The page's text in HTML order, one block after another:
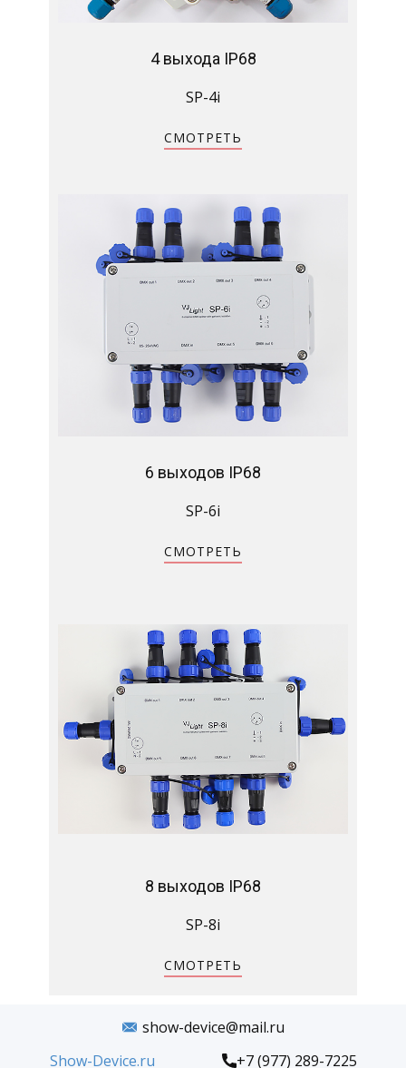
4 выхода IP68
SP-4i
СМОТРЕТЬ
6 выходов IP68
SP-6i
СМОТРЕТЬ
8 выходов IP68
SP-8i
СМОТРЕТЬ
show-device@mail.ru
+7 (977) 289-7225
Show-Device.ru